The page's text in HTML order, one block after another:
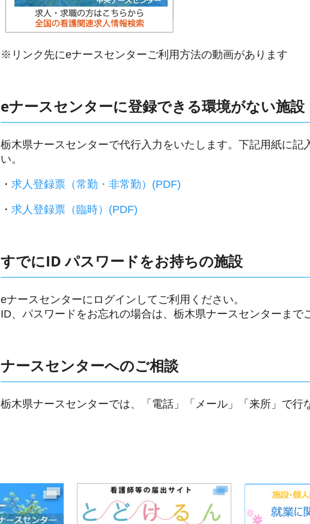
※リンク先にeナースセンターご利用方法の動画があります
eナースセンターに登録できる環境がない施設
栃木県ナースセンターで代行入力をいたします。下記用紙に記
い。
・ 求人登録票（常勤・非常勤）(PDF)
・ 求人登録票（臨時）(PDF)
すでにID パスワードをお持ちの施設
eナースセンターにログインしてご利用ください。
ID、パスワードをお忘れの場合は、栃木県ナースセンターまで
ナースセンターへのご相談
栃木県ナースセンターでは、「電話」「メール」「来所」で行